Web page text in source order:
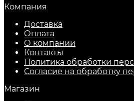
Компания
Доставка
Оплата
О компании
Контакты
Политика обработки
Согласие на обработку
Магазин